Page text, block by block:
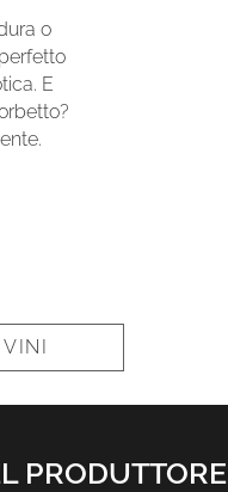
o
E
PRODUTTORE